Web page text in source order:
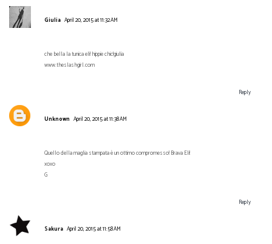
Giulia April 20, 2015 at 11:32 AM
che bella la tunica eli! hippie chic!giulia
www.theslashgirl.com
Reply
Unknown April 20, 2015 at 11:38 AM
Quello della maglia stampata è un ottimo compromesso! Brava Eli!
xoxo
G
Reply
Sakura April 20, 2015 at 11:58 AM